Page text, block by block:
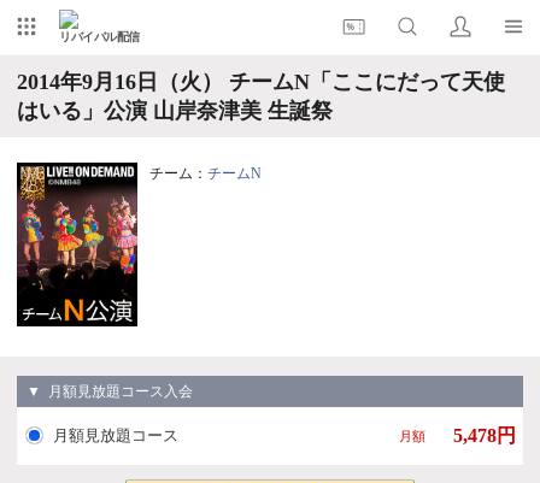
リバイバル配信
2014年9月16日（火） チームN「ここにだって天使
はいる」公演 山岸奈津美 生誕祭
チーム： チームN
▼ 月額見放題コース入会
月額見放題コース 月額 5,478円